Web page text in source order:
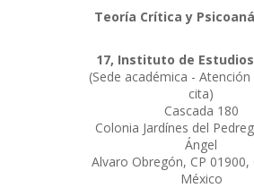
Teoría Crítica y
17, Instituto de
(Sede académica -
cita)
Cascada 180
Colonia Jardínes del
Ángel
Alvaro Obregón, CP 01900,
México